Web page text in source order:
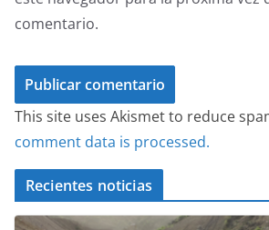
comentario.
This site uses Akismet to reduce
comment data is processed.
Recientes noticias